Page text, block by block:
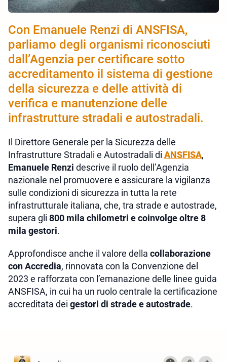
Con Emanuele Renzi di ANSFISA,
parliamo degli organismi riconosciuti
dall’Agenzia per certificare sotto
accreditamento il sistema di gestione
della sicurezza e delle attività di
verifica e manutenzione delle
infrastrutture stradali e autostradali.
Il Direttore Generale per la Sicurezza delle
Infrastrutture Stradali e Autostradali di ANSFISA,
Emanuele Renzi descrive il ruolo dell’Agenzia
nazionale nel promuovere e assicurare la vigilanza
sulle condizioni di sicurezza in tutta la rete
infrastrutturale italiana, che, tra strade e autostrade,
supera gli 800 mila chilometri e coinvolge oltre 8
mila gestori.
Approfondisce anche il valore della collaborazione
con Accredia, rinnovata con la Convenzione del
2023 e rafforzata con l’emanazione delle linee guida
ANSFISA, in cui ha un ruolo centrale la certificazione
accreditata dei gestori di strade e autostrade.